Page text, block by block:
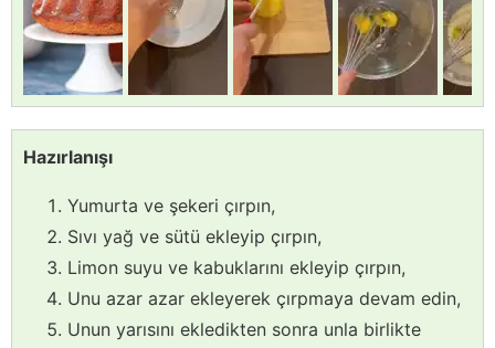
Hazırlanışı
Yumurta ve şekeri çırpın,
Sıvı yağ ve sütü ekleyip çırpın,
Limon suyu ve kabuklarını ekleyip çırpın,
Unu azar azar ekleyerek çırpmaya devam edin,
Unun yarısını ekledikten sonra unla birlikte